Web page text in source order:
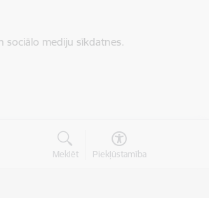
sociālo mediju sīkdatnes.
Meklēt Piekļūstamība